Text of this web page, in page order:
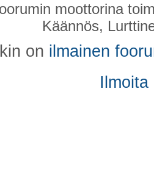
moottorina
Käännös,
on ilmainen